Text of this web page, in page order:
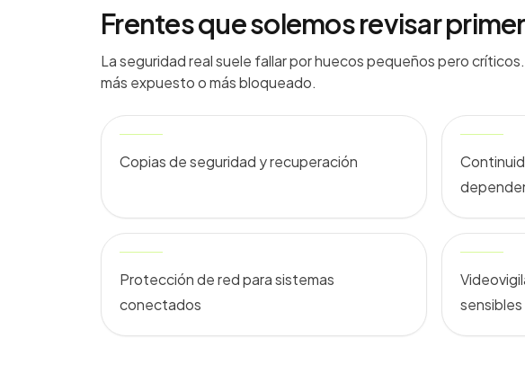
Frentes que solemos revisar
La seguridad real suele fallar por huecos pequeños pero
más expuesto o más bloqueado.
Copias de seguridad y recuperación
Protección de red para sistemas
conectados
sensibles